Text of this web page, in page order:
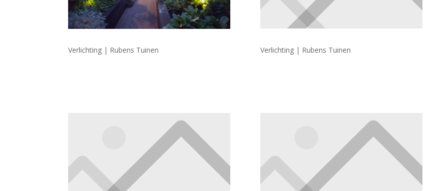
Verlichting | Rubens Tuinen Verlichting | Rubens Tuinen